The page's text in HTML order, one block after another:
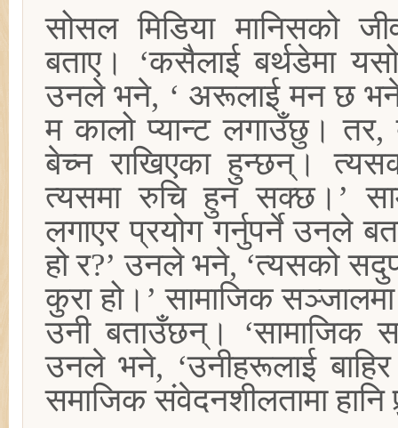
सोसल मिडिया मानिसको
बताए। ‘कसैलाई बर्थडेमा
उनले भने, ‘ अरूलाई मन छ भने
म कालो प्यान्ट लगाउँछु। तर,
बेच्न राखिएका हुन्छन्।
त्यसमा रुचि हुन सक्छ।’
लगाएर प्रयोग गर्नुपर्ने उनले
हो र?’ उनले भने, ‘त्यसको
कुरा हो।’ सामाजिक सञ्जालमा
उनी बताउँछन्। ‘सामाजिक
उनले भने, ‘उनीहरूलाई
समाजिक संवेदनशीलतामा हानि